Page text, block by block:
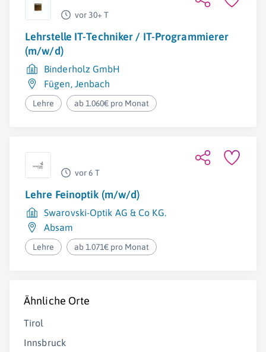
vor 30+ T
Lehrstelle IT-Techniker / IT-Programmierer
(m/w/d)
Binderholz GmbH
Fügen, Jenbach
Lehre ab 1.060€ pro Monat
vor 6 T
Lehre Feinoptik (m/w/d)
Swarovski-Optik AG & Co KG.
Absam
Lehre ab 1.071€ pro Monat
Ähnliche Orte
Tirol
Innsbruck